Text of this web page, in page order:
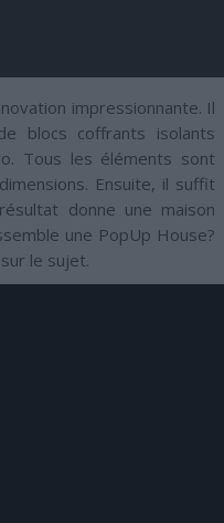
impressionnante. Il
blocs coffrants isolants
Tous les éléments sont
Ensuite, il suffit
donne une maison
une PopUp House?
sur le sujet.